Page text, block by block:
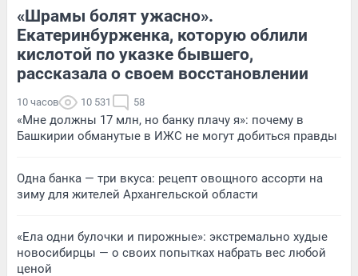
«Шрамы болят ужасно».
Екатеринбурженка, которую облили
кислотой по указке бывшего,
рассказала о своем восстановлении
10 часов 10 531 58
«Мне должны 17 млн, но банку плачу я»: почему в
Башкирии обманутые в ИЖС не могут добиться правды
Одна банка — три вкуса: рецепт овощного ассорти на
зиму для жителей Архангельской области
«Ела одни булочки и пирожные»: экстремально худые
новосибирцы — о своих попытках набрать вес любой
ценой